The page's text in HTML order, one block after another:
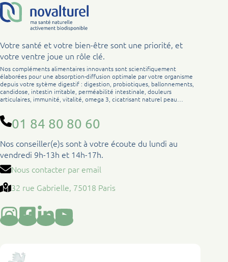
Votre santé et votre bien-être sont une priorité, et
votre ventre joue un rôle clé.
Nos compléments alimentaires innovants sont scientifiquement
élaborées pour une absorption-diffusion optimale par votre organisme
depuis votre sytème digestif : digestion, probiotiques, ballonnements,
candidose, intestin irritable, perméabilité intestinale, douleurs
articulaires, immunité, vitalité, omega 3, cicatrisant naturel peau…
01 84 80 80 60
Nos conseiller(e)s sont à votre écoute du lundi au
vendredi 9h-13h et 14h-17h.
Nous contacter par email
32 rue Gabrielle, 75018 Paris